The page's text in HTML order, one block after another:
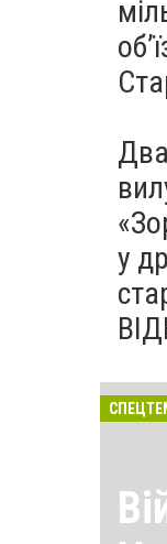
у